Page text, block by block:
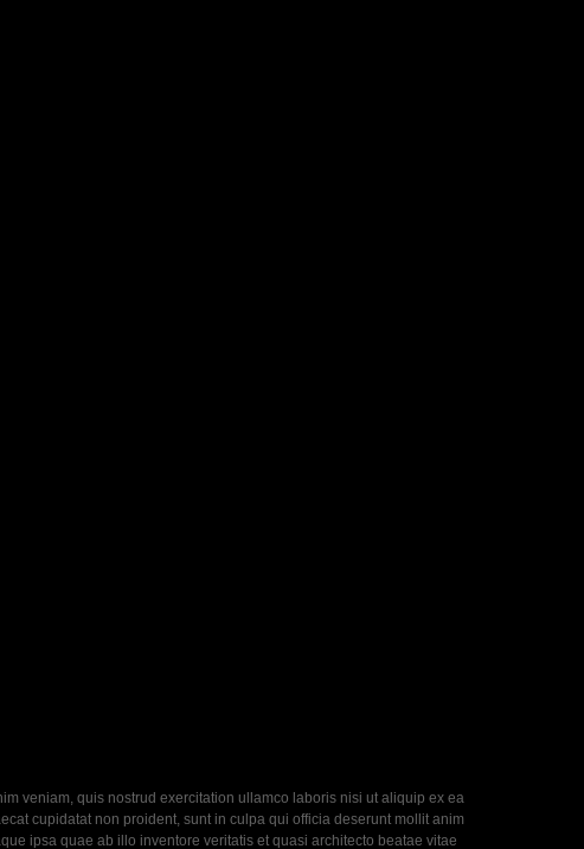
veniam, quis nostrud exercitation ullamco laboris nisi ut aliquip ex ea
cupidatat non proident, sunt in culpa qui officia deserunt mollit anim
ipsa quae ab illo inventore veritatis et quasi architecto beatae vitae